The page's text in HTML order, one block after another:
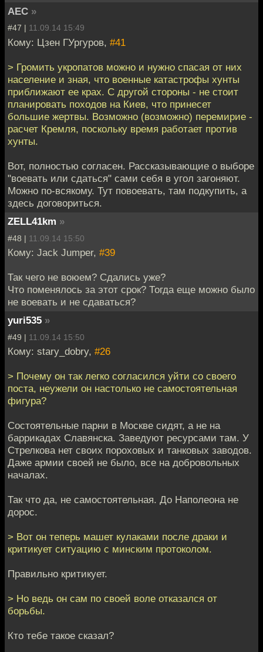
АЕС »
#47 | 11.09.14 15:49
Кому: Цзен ГУргуров, #41
> Громить укропатов можно и нужно спасая от них
население и зная, что военные катастрофы хунты
приближают ее крах. С другой стороны - не стоит
планировать походов на Киев, что принесет
большие жертвы. Возможно (возможно) перемирие -
расчет Кремля, поскольку время работает против
хунты.
Вот, полностью согласен. Рассказывающие о выборе
"воевать или сдаться" сами себя в угол загоняют.
Можно по-всякому. Тут повоевать, там подкупить, а
здесь договориться.
ZELL41km »
#48 | 11.09.14 15:50
Кому: Jack Jumper, #39
Так чего не воюем? Сдались уже?
Что поменялось за этот срок? Тогда еще можно было
не воевать и не сдаваться?
yuri535 »
#49 | 11.09.14 15:50
Кому: stary_dobry, #26
> Почему он так легко согласился уйти со своего
поста, неужели он настолько не самостоятельная
фигура?
Состоятельные парни в Москве сидят, а не на
баррикадах Славянска. Заведуют ресурсами там. У
Стрелкова нет своих пороховых и танковых заводов.
Даже армии своей не было, все на добровольных
началах.
Так что да, не самостоятельная. До Наполеона не
дорос.
> Вот он теперь машет кулаками после драки и
критикует ситуацию с минским протоколом.
Правильно критикует.
> Но ведь он сам по своей воле отказался от
борьбы.
Кто тебе такое сказал?